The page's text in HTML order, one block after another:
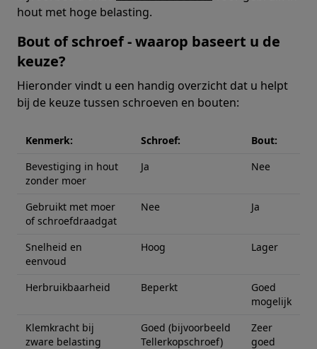
hout met hoge belasting.
Bout of schroef - waarop baseert u de
keuze?
Hieronder vindt u een handig overzicht dat u helpt
bij de keuze tussen schroeven en bouten:
Kenmerk: Schroef:
Bout:
Bevestiging in hout
zonder moer
Ja Nee
Gebruikt met moer
of schroefdraadgat
Nee Ja
Snelheid en
eenvoud
Hoog Lager
Herbruikbaarheid Beperkt
Goed
mogelijk
Klemkracht bij
zware belasting
Goed (bijvoorbeeld
Tellerkopschroef)
Zeer
goed